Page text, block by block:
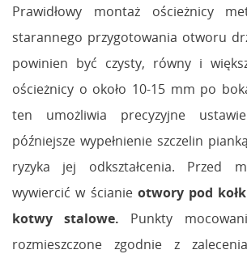
Prawidłowy montaż ościeżnicy
starannego przygotowania otworu
powinien być czysty, równy i
ościeżnicy o około 10-15 mm po
ten umożliwia precyzyjne
późniejsze wypełnienie szczelin
ryzyka jej odkształcenia. Przed
wywiercić w ścianie otwory pod
kotwy stalowe. Punkty
rozmieszczone zgodnie z